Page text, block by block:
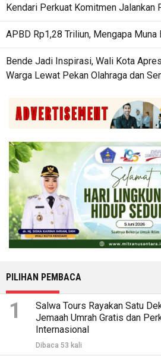
Kendari Perkuat Komitmen Jalankan
APBD Rp1,28 Triliun, Mengapa
Bende Jadi Inspirasi, Wali Kota
Warga Lewat Pekan Olahraga dan
PILIHAN PEMBACA
1
Salwa Tours Rayakan Satu
Jemaah Umrah Gratis dan
Internasional
Dibaca 53 kali